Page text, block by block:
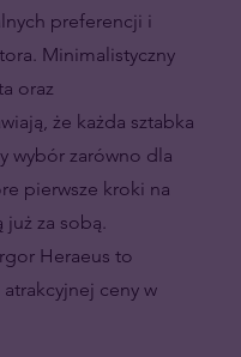
preferencji i
Minimalistyczny
oraz
że każda sztabka
wybór zarówno dla
pierwsze kroki na
za sobą.
Heraeus to
ceny w